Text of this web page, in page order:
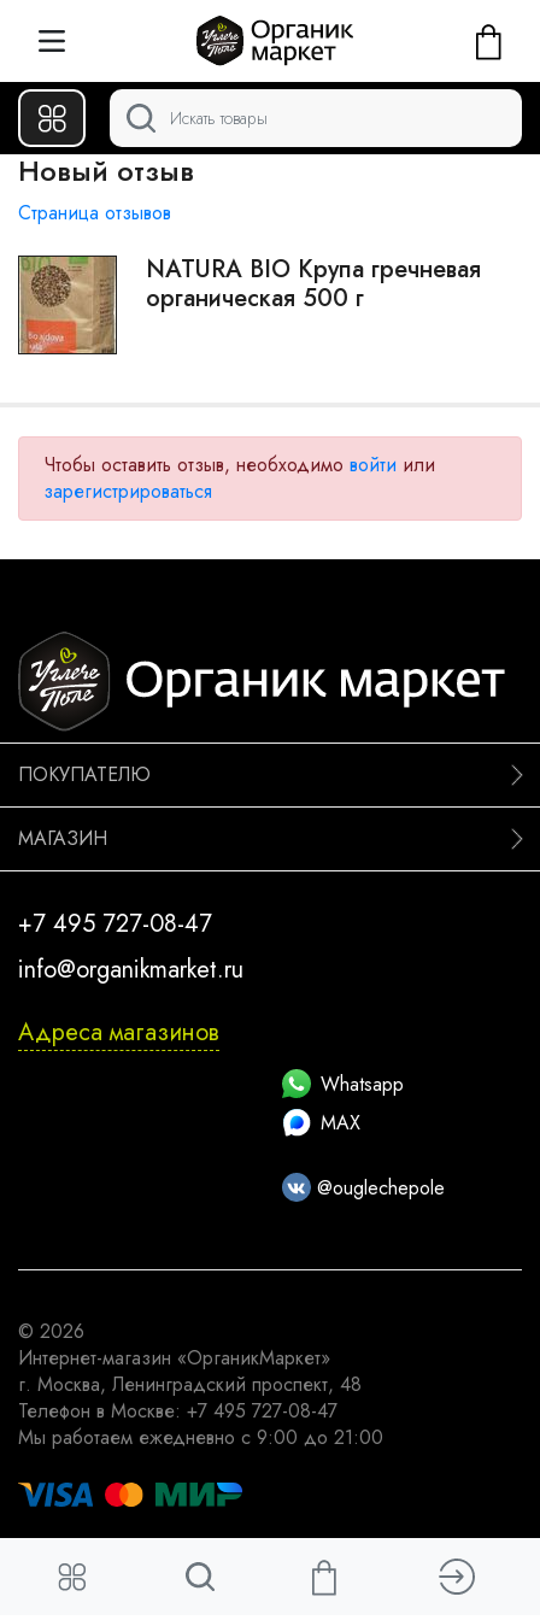
Новый отзыв
Страница отзывов
NATURA BIO Крупа гречневая
органическая 500 г
Чтобы оставить отзыв, необходимо войти или
зарегистрироваться
ПОКУПАТЕЛЮ
МАГАЗИН
+7 495 727-08-47
info@organikmarket.ru
Адреса магазинов
Whatsapp
MAX
@ouglechepole
© 2026
Интернет-магазин «ОрганикМаркет»
г. Москва, Ленинградский проспект, 48
Телефон в Москве: +7 495 727-08-47
Мы работаем ежедневно с 9:00 до 21:00